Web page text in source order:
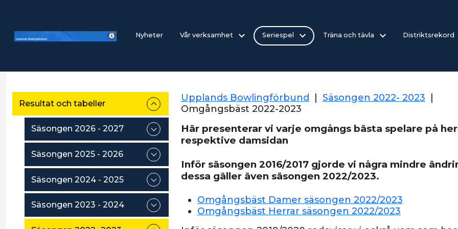
Nyheter Vår verksamhet Seriespel Träna och tävla Distriktsrekord
Resultat och tabeller
Säsongen 2026 - 2027
Säsongen 2025 - 2026
Säsongen 2024 - 2025
Säsongen 2023 - 2024
Upplands Bowlingförbund Säsongen 2022- 2023
Omgångsbäst 2022-2023
Här presenterar vi varje omgångs bästa spelare på
respektive damsidan
Inför säsongen 2016/2017 gjorde vi några mindre
dessa gäller även säsongen 2022/2023.
Omgångsbäst Damer säsongen 2022/2023
Omgångsbäst Herrar säsongen 2022/2023